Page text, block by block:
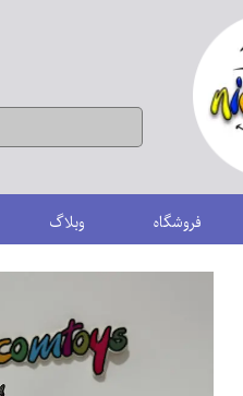
فروشگاه وبلاگ